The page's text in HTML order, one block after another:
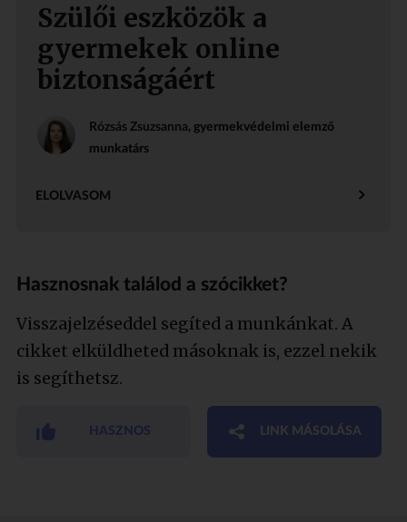
Szülői eszközök a
gyermekek online
biztonságáért
Rózsás Zsuzsanna, gyermekvédelmi elemző
munkatárs
ELOLVASOM
Hasznosnak találod a szócikket?
Visszajelzéseddel segíted a munkánkat. A
cikket elküldheted másoknak is, ezzel nekik
is segíthetsz.
HASZNOS LINK MÁSOLÁSA